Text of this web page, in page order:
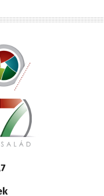
támadt meg
a házelnök elítélte
őt meg kellett